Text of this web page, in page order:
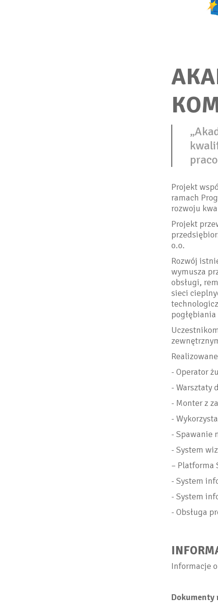
Projekt
ramach
rozwoju
Projekt
o.o.
Rozwój
wymusza
obsługi,
sieci
- Operator
- Warsztaty
- Monter z
-
- Spawanie
- System
– Platforma
- System
- System
- Obsługa
Informacje